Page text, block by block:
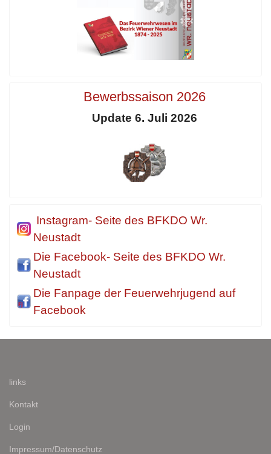
Bewerbssaison 2026
Update 6. Juli 2026
Instagram- Seite des BFKDO Wr.
Neustadt
Die Facebook- Seite des BFKDO Wr.
Neustadt
Die Fanpage der Feuerwehrjugend auf
Facebook
links
Kontakt
Login
Impressum/Datenschutz